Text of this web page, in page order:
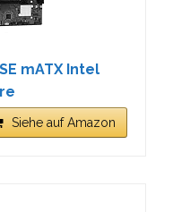
mATX Intel
Siehe auf Amazon